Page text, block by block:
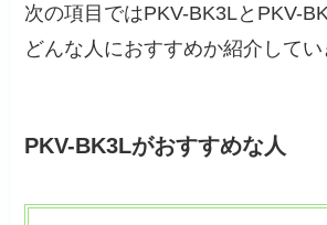
次の項目ではPKV-BK3LとPKV-
どんな人におすすめか紹介してい
PKV-BK3Lがおすすめな人